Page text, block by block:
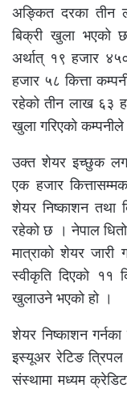
अङ्कित दरका तीन
बिक्री खुला भएको
अर्थात् १९ हजार
हजार ५८ कित्ता
रहेको तीन लाख ६३
खुला गरिएको
उक्त शेयर इच्छुक
एक हजार
शेयर निष्काशन तथा
रहेको छ । नेपाल
मात्राको शेयर जारी
स्वीकृति दिएको ११
खुलाउने भएको हो ।
शेयर निष्काशन गर्नका
इस्यूअर रेटिङ
संस्थामा मध्यम